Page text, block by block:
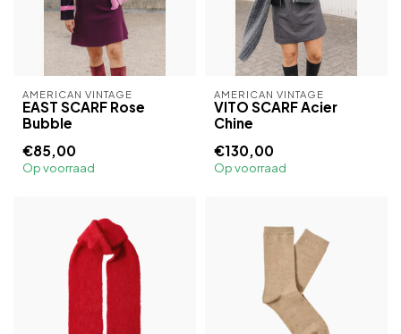
AMERICAN VINTAGE
EAST SCARF Rose
Bubble
€85,00
Op voorraad
AMERICAN VINTAGE
VITO SCARF Acier
Chine
€130,00
Op voorraad